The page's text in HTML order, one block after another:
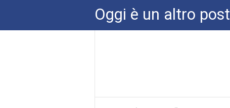
Oggi è un altro post